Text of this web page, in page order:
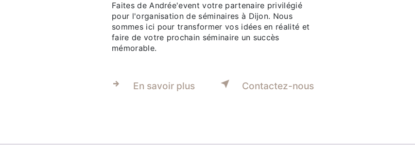
Faites de Andrée'event votre partenaire privilégié
pour l'organisation de séminaires à Dijon. Nous
sommes ici pour transformer vos idées en réalité et
faire de votre prochain séminaire un succès
mémorable.
En savoir plus Contactez-nous